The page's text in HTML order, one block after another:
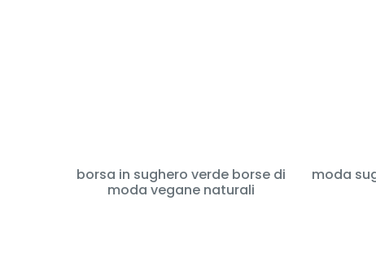
borsa in sughero verde borse di
moda vegane naturali
moda